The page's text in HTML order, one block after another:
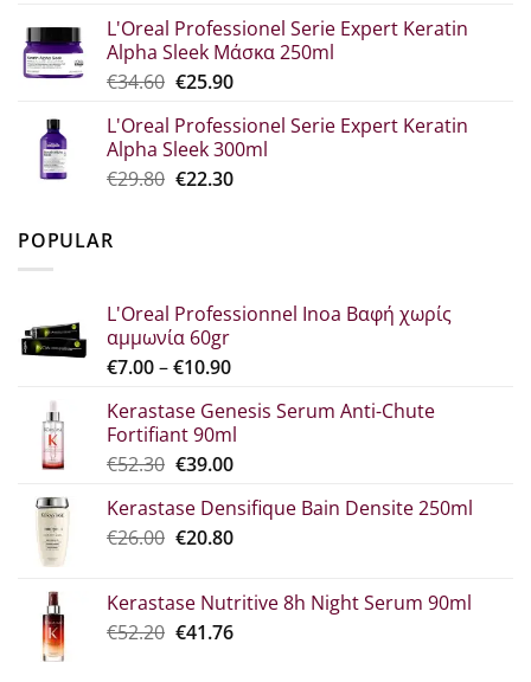
was:
€30.70.
τιμή
είναι:
€23.00.
L'Oreal Professionel Serie Expert Keratin
Alpha Sleek Μάσκα 250ml
€34.60 Original
was:
€34.60.
€25.90Η
τιμή
είναι:
€25.90.
L'Oreal Professionel Serie Expert Keratin
Alpha Sleek 300ml
€29.80 Original
€22.30Η
POPULAR
L'Oreal Professionnel Inoa Βαφή χωρίς
αμμωνία 60gr
€7.00–€10.90Price
€7.00
through
€10.90
Kerastase Genesis Serum Anti-Chute
Fortifiant 90ml
€52.30 Original
was:
€52.30.
€39.00Η
τιμή
είναι:
Kerastase Densifique Bain Densite 250ml
€26.00 Original
€26.00.
€20.80Η
είναι:
€20.80.
Kerastase Nutritive 8h Night Serum 90ml
€52.20 Original
€41.76Η